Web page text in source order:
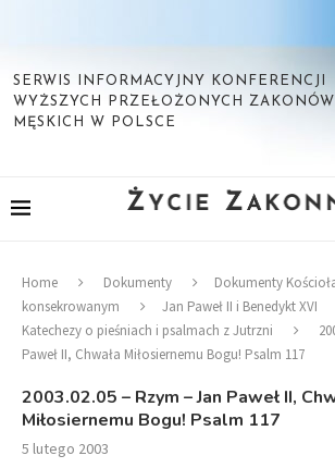
SERWIS INFORMACYJNY KONFERENCJI
WYŻSZYCH PRZEŁOŻONYCH ZAKONÓW
MĘSKICH W POLSCE
Home Dokumenty
Dokumenty
konsekrowanym
Jan Paweł II i Benedykt XVI
Katechezy o pieśniach i psalmach z Jutrzni
Paweł II, Chwała Miłosiernemu Bogu! Psalm 117
2003.02.05 – Rzym – Jan Paweł II,
Miłosiernemu Bogu! Psalm 117
5 lutego 2003